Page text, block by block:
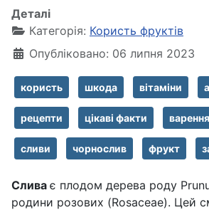
Деталі
Категорія: Користь фруктів
Опубліковано: 06 липня 2023
користь шкода вітаміни
рецепти цікаві факти варення
сливи чорнослив фрукт
Слива є плодом дерева роду
родини розових (Rosaceae). Цей